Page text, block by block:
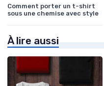
Comment porter un t-shirt
sous une chemise avec style
À lire aussi